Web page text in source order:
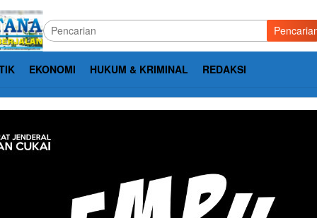
EKONOMI HUKUM & KRIMINAL REDAKSI